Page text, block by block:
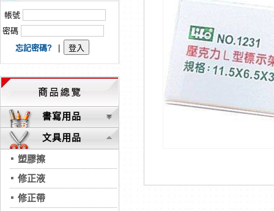
匯款客戶請注意！因商品繁複來不及發現短缺，遂待客服人員跟您確認訂單
本網站免費註冊，所標示的商品單價皆為“未稅價格”；本公司保有是否接單出
帳號
密碼
忘記密碼?
書寫用品
文具用品
塑膠擦
修正液
修正帶